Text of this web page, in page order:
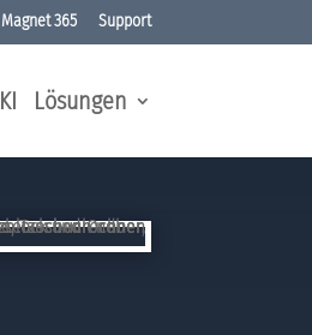
Magnet 365 Support
KI Lösungen